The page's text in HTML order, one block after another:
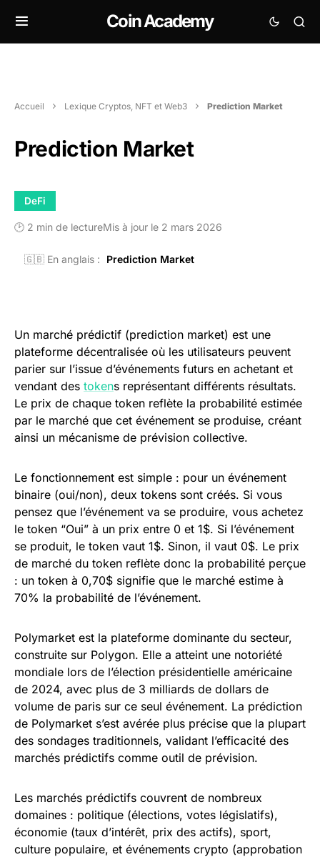
Coin Academy
Accueil Lexique Cryptos, NFT et Web3 Prediction Market
Prediction Market
DeFi
🕑 2 min de lectureMis à jour le 2 mars 2026
🇬🇧 En anglais : Prediction Market
Un marché prédictif (prediction market) est une
plateforme décentralisée où les utilisateurs peuvent
parier sur l’issue d’événements futurs en achetant et
vendant des tokens représentant différents résultats.
Le prix de chaque token reflète la probabilité estimée
par le marché que cet événement se produise, créant
ainsi un mécanisme de prévision collective.
Le fonctionnement est simple : pour un événement
binaire (oui/non), deux tokens sont créés. Si vous
pensez que l’événement va se produire, vous achetez
le token “Oui” à un prix entre 0 et 1$. Si l’événement
se produit, le token vaut 1$. Sinon, il vaut 0$. Le prix
de marché du token reflète donc la probabilité perçue
: un token à 0,70$ signifie que le marché estime à
70% la probabilité de l’événement.
Polymarket est la plateforme dominante du secteur,
construite sur Polygon. Elle a atteint une notoriété
mondiale lors de l’élection présidentielle américaine
de 2024, avec plus de 3 milliards de dollars de
volume de paris sur ce seul événement. La prédiction
de Polymarket s’est avérée plus précise que la plupart
des sondages traditionnels, validant l’efficacité des
marchés prédictifs comme outil de prévision.
Les marchés prédictifs couvrent de nombreux
domaines : politique (élections, votes législatifs),
économie (taux d’intérêt, prix des actifs), sport,
culture populaire, et événements crypto (approbation